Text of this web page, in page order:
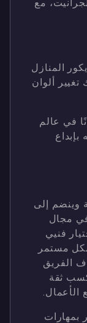
مع
المنازل
ألوان
في عالم
وينضم إلى
مجال
فنيي
مستمر
الفريق
ثقة
الأعمال.
بمهارات